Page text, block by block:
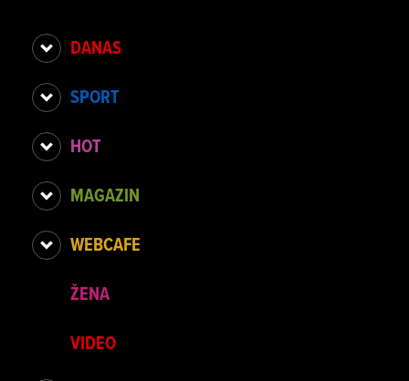
DANAS
SPORT
HOT
MAGAZIN
WEBCAFE
ŽENA
VIDEO